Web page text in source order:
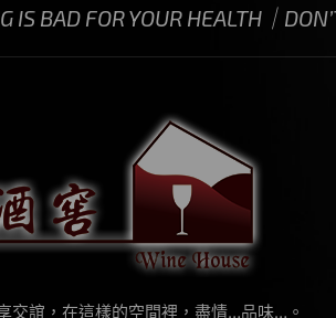
IS BAD FOR YOUR HEALTH｜
交誼，在這樣的空間裡，盡情…品味…。